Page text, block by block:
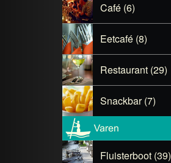
Café (6)
Eetcafé (8)
Restaurant (29)
Snackbar (7)
Fluisterboot (39)